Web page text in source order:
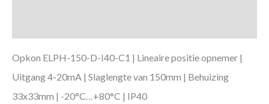
Opkon ELPH-150-D-I40-C1 | Lineaire positie opnemer |
Uitgang 4-20mA | Slaglengte van 150mm | Behuizing
33x33mm | -20°C…+80°C | IP40